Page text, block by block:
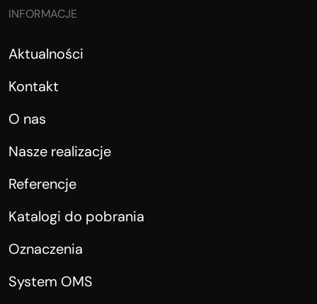
INFORMACJE
Aktualności
Kontakt
O nas
Nasze realizacje
Referencje
Katalogi do pobrania
Oznaczenia
System OMS